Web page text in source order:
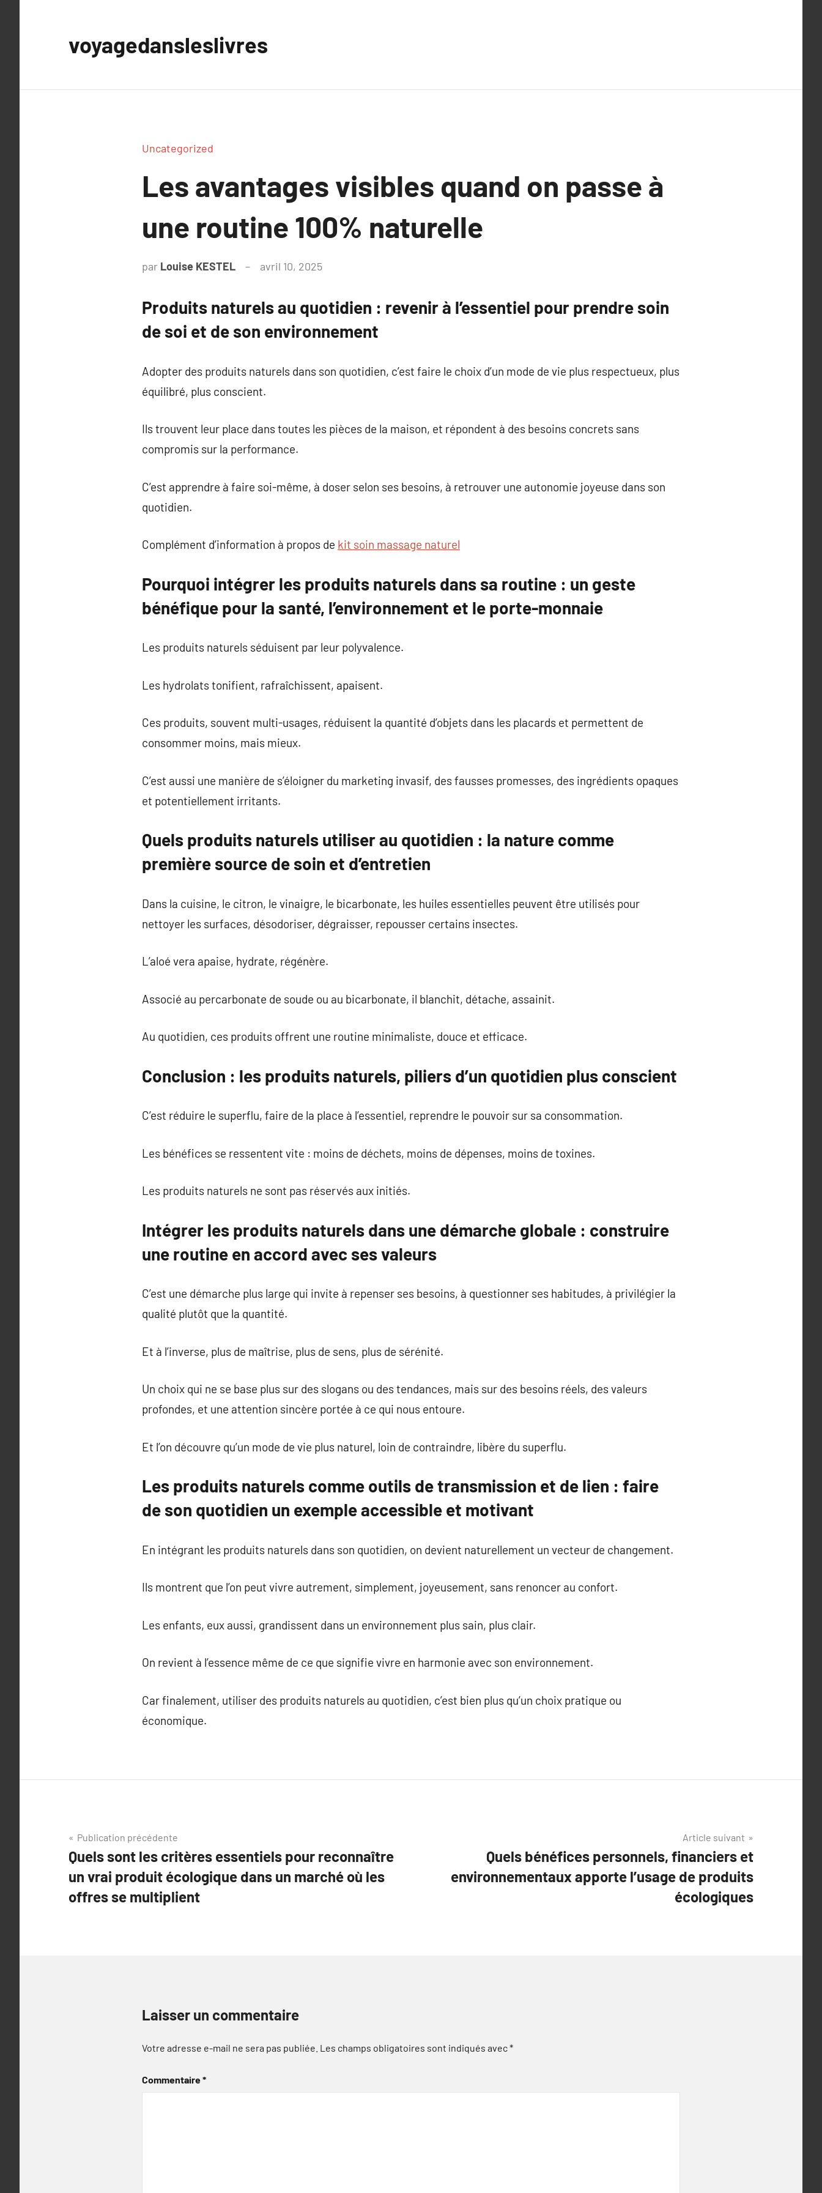
voyagedansleslivres
Uncategorized
Les avantages visibles quand on passe à
une routine 100% naturelle
par Louise KESTEL avril 10, 2025
Produits naturels au quotidien : revenir à l’essentiel pour prendre soin
de soi et de son environnement
Adopter des produits naturels dans son quotidien, c’est faire le choix d’un mode de vie plus respectueux, plus
équilibré, plus conscient.
Ils trouvent leur place dans toutes les pièces de la maison, et répondent à des besoins concrets sans
compromis sur la performance.
C’est apprendre à faire soi-même, à doser selon ses besoins, à retrouver une autonomie joyeuse dans son
quotidien.
Complément d’information à propos de kit soin massage naturel
Pourquoi intégrer les produits naturels dans sa routine : un geste
bénéfique pour la santé, l’environnement et le porte-monnaie
Les produits naturels séduisent par leur polyvalence.
Les hydrolats tonifient, rafraîchissent, apaisent.
Ces produits, souvent multi-usages, réduisent la quantité d’objets dans les placards et permettent de
consommer moins, mais mieux.
C’est aussi une manière de s’éloigner du marketing invasif, des fausses promesses, des ingrédients opaques
et potentiellement irritants.
Quels produits naturels utiliser au quotidien : la nature comme
première source de soin et d’entretien
Dans la cuisine, le citron, le vinaigre, le bicarbonate, les huiles essentielles peuvent être utilisés pour
nettoyer les surfaces, désodoriser, dégraisser, repousser certains insectes.
L’aloé vera apaise, hydrate, régénère.
Associé au percarbonate de soude ou au bicarbonate, il blanchit, détache, assainit.
Au quotidien, ces produits offrent une routine minimaliste, douce et efficace.
Conclusion : les produits naturels, piliers d’un quotidien plus conscient
C’est réduire le superflu, faire de la place à l’essentiel, reprendre le pouvoir sur sa consommation.
Les bénéfices se ressentent vite : moins de déchets, moins de dépenses, moins de toxines.
Les produits naturels ne sont pas réservés aux initiés.
Intégrer les produits naturels dans une démarche globale : construire
une routine en accord avec ses valeurs
C’est une démarche plus large qui invite à repenser ses besoins, à questionner ses habitudes, à privilégier la
qualité plutôt que la quantité.
Et à l’inverse, plus de maîtrise, plus de sens, plus de sérénité.
Un choix qui ne se base plus sur des slogans ou des tendances, mais sur des besoins réels, des valeurs
profondes, et une attention sincère portée à ce qui nous entoure.
Et l’on découvre qu’un mode de vie plus naturel, loin de contraindre, libère du superflu.
Les produits naturels comme outils de transmission et de lien : faire
de son quotidien un exemple accessible et motivant
En intégrant les produits naturels dans son quotidien, on devient naturellement un vecteur de changement.
Ils montrent que l’on peut vivre autrement, simplement, joyeusement, sans renoncer au confort.
Les enfants, eux aussi, grandissent dans un environnement plus sain, plus clair.
On revient à l’essence même de ce que signifie vivre en harmonie avec son environnement.
Car finalement, utiliser des produits naturels au quotidien, c’est bien plus qu’un choix pratique ou
économique.
Navigation
de
l’article
Publication précédente
Quels sont les critères essentiels pour reconnaître
un vrai produit écologique dans un marché où les
offres se multiplient
Article suivant
Quels bénéfices personnels, financiers et
environnementaux apporte l’usage de produits
écologiques
Laisser un commentaire
Votre adresse e-mail ne sera pas publiée. Les champs obligatoires sont indiqués avec*
Commentaire*